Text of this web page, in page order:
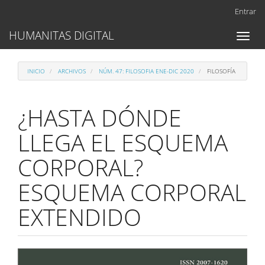
Contenido
principal
lateral
Entrar
Toggle
HUMANITAS DIGITAL
INICIO ARCHIVOS NÚM. 47: FILOSOFIA ENE-DIC 2020 FILOSOFÍA
¿HASTA DÓNDE
LLEGA EL ESQUEMA
CORPORAL?
ESQUEMA CORPORAL
EXTENDIDO
Barra